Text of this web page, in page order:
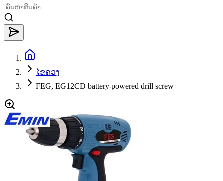
ໄຂຄວງ
FEG, EG12CD battery-powered drill screw